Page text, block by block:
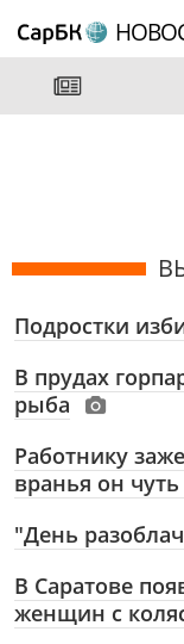
Подростки
В прудах
рыба
Работнику
вранья он
"День
В Саратове
женщин с